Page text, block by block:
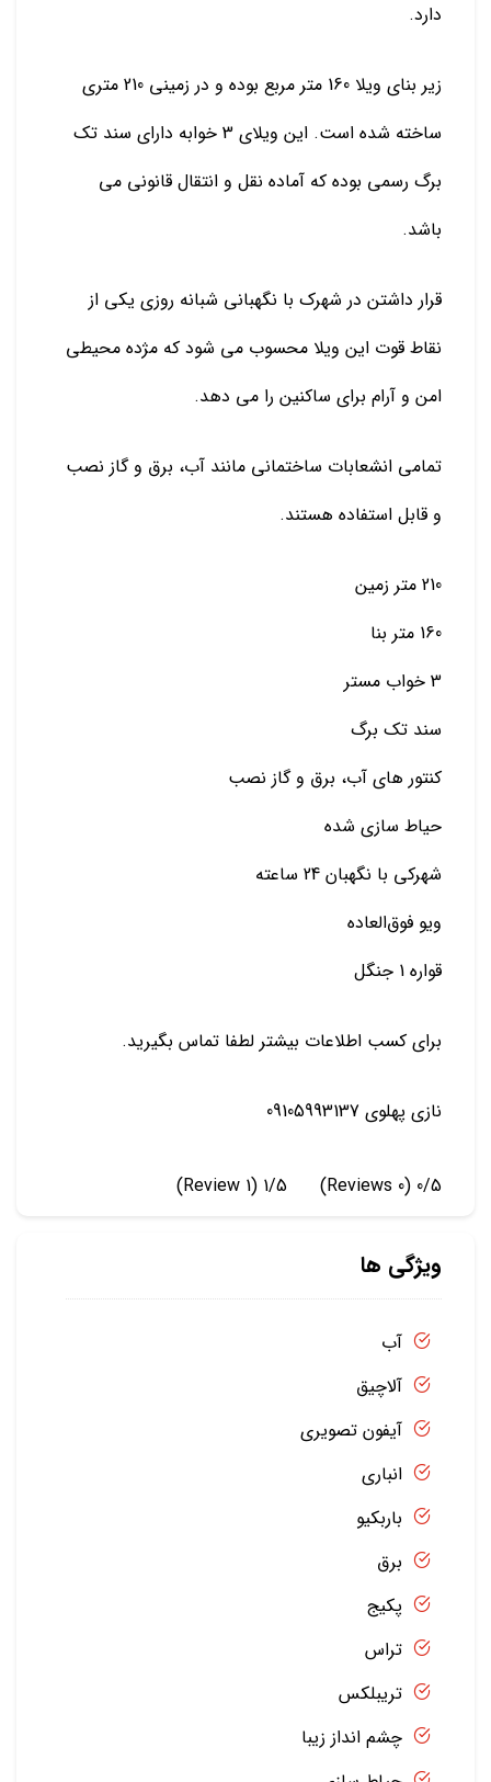
دارد.
زیر بنای ویلا 160 متر مربع بوده و در زمینی 210 متری
ساخته شده است. این ویلای 3 خوابه دارای سند تک
برگ رسمی بوده که آماده نقل و انتقال قانونی می
باشد.
قرار داشتن در شهرک با نگهبانی شبانه روزی یکی از
نقاط قوت این ویلا محسوب می شود که مژده محیطی
امن و آرام برای ساکنین را می دهد.
تمامی انشعابات ساختمانی مانند آب، برق و گاز نصب
و قابل استفاده هستند.
210 متر زمین
160 متر بنا
3 خواب مستر
سند تک برگ
كنتور هاي آب، برق و گاز نصب
حیاط سازی شده
شهرکی با نگهبان 24 ساعته
ویو فوق‌العاده
قواره 1 جنگل
براي كسب اطلاعات بيشتر لطفا تماس بگيريد.
نازی پهلوی 09105993137
0/5
(0 Reviews)
1/5
(1 Review)
ویژگی ها
آب
آلاچیق
آیفون تصویری
انباری
باربکیو
برق
پکیج
تراس
تریبلکس
چشم انداز زیبا